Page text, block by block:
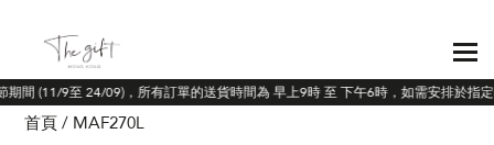
間 (11/9至 24/09)，所有訂單的送貨時間為 早上9時 至 下午6時，如需安排於指定
首頁 MAF270L